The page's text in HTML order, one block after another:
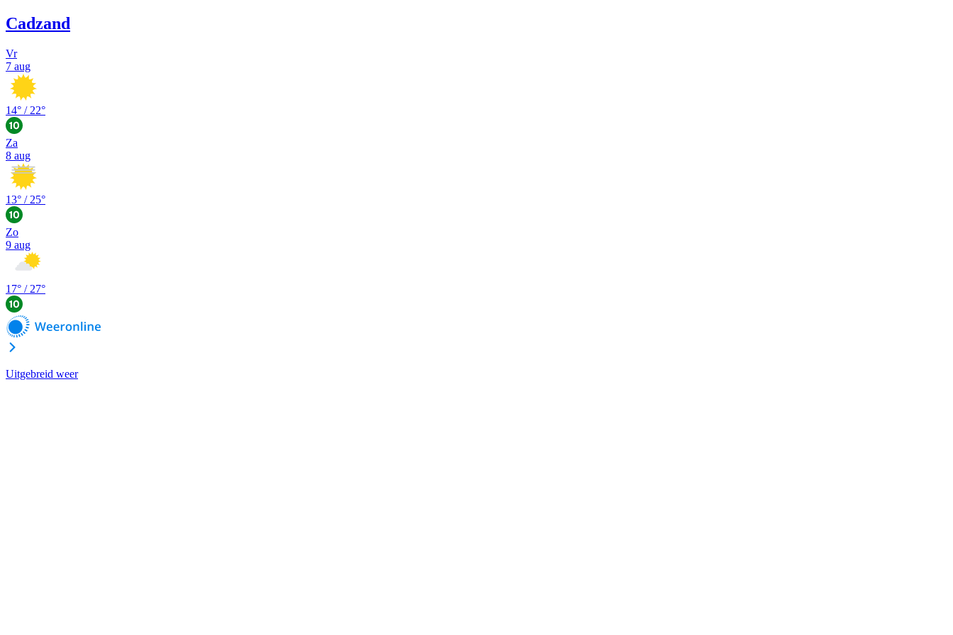
Cadzand
Vr
7 aug
14° / 22°
Za
8 aug
13° / 25°
Zo
9 aug
17° / 27°
Uitgebreid weer